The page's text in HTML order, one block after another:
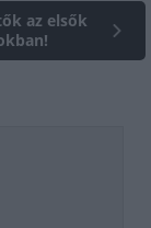
az elsők